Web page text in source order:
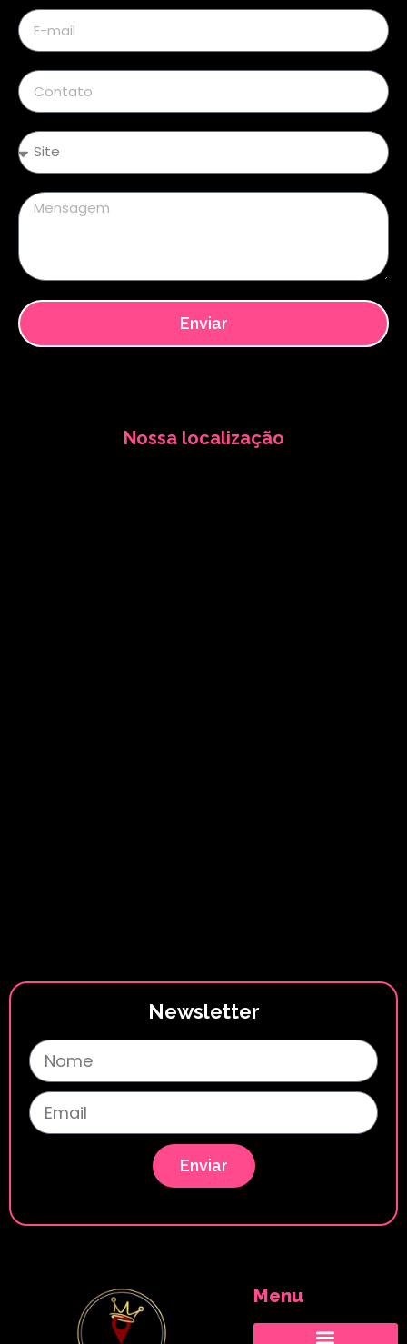
Enviar
Nossa localização
Newsletter
Enviar
Menu